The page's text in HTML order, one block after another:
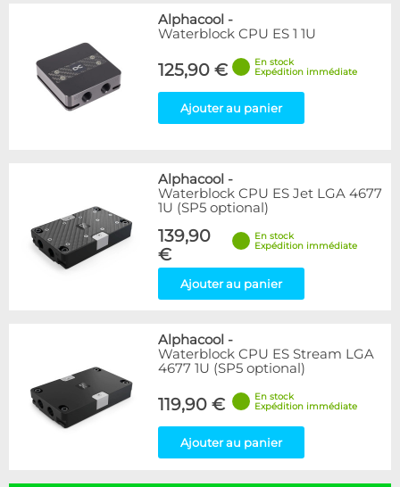
Alphacool -
Waterblock CPU ES 1 1U
125,90 €
En stock
Expédition immédiate
Ajouter au panier
Alphacool -
Waterblock CPU ES Jet LGA 4677
1U (SP5 optional)
139,90
€
En stock
Expédition immédiate
Ajouter au panier
Alphacool -
Waterblock CPU ES Stream LGA
4677 1U (SP5 optional)
119,90 €
En stock
Expédition immédiate
Ajouter au panier